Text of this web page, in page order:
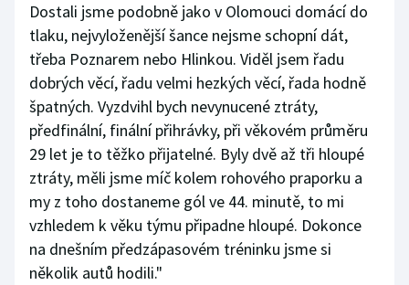
Dostali jsme podobně jako v Olomouci domácí do
tlaku, nejvyloženější šance nejsme schopní dát,
třeba Poznarem nebo Hlinkou. Viděl jsem řadu
dobrých věcí, řadu velmi hezkých věcí, řada hodně
špatných. Vyzdvihl bych nevynucené ztráty,
předfinální, finální přihrávky, při věkovém průměru
29 let je to těžko přijatelné. Byly dvě až tři hloupé
ztráty, měli jsme míč kolem rohového praporku a
my z toho dostaneme gól ve 44. minutě, to mi
vzhledem k věku týmu připadne hloupé. Dokonce
na dnešním předzápasovém tréninku jsme si
několik autů hodili."